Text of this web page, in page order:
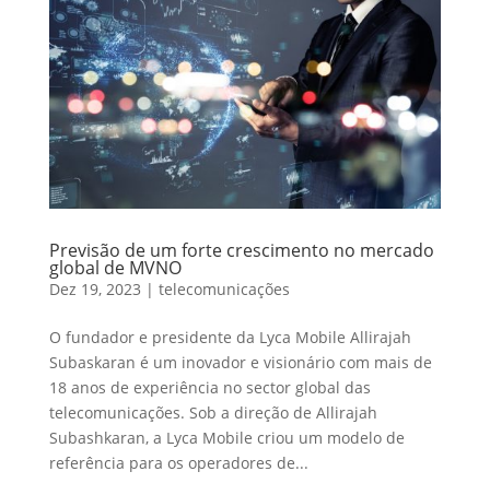
Previsão de um forte crescimento no mercado
global de MVNO
Dez 19, 2023 | telecomunicações
O fundador e presidente da Lyca Mobile Allirajah
Subaskaran é um inovador e visionário com mais de
18 anos de experiência no sector global das
telecomunicações. Sob a direção de Allirajah
Subashkaran, a Lyca Mobile criou um modelo de
referência para os operadores de...